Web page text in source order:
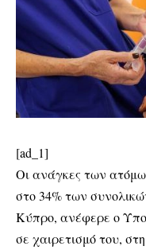
[ad_1]
Οι ανάγκες των
στο 34% των
Κύπρο, ανέφερε ο
σε χαιρετισμό του,